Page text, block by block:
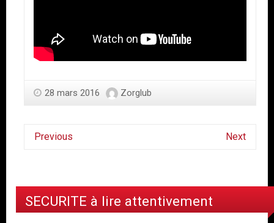
28 mars 2016 Zorglub
Previous Next
SECURITE à lire attentivement